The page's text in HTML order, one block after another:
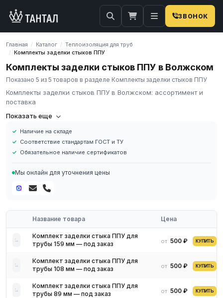
ЗВОНОК
Главная / Каталог / Теплоизоляция для труб
/ Комплекты заделки стыков ППУ
Комплекты заделки стыков ППУ в Волжском
Показано 5 из 5 товаров в разделе Комплекты заделки стыков ППУ
Комплекты заделки стыков ППУ в Волжском: ассортимент и
поставка
Комплекты заделки стыков ППУ
ППУ-изоляцией. Включают термоусаживаемые манжеты, ППУ-
компоненты и сигнальные провода для контроля влажности.
Применяются при строительстве и ремонте тепловых сетей с
2020.
Диаметр: Ду 57–1020 мм
Стандарт: ГОСТ 30732-2020
Включает ODС-провода для СОДК
Показать еще
Наличие на складе
Соответствие стандартам ГОСТ и ТУ
Обязательное наличие сертификатов
Мы онлайн для уточнения цены
Название товара Цена
Комплект заделки стыка ППУ для
трубы 159 мм — под заказ
от 500 ₽ КУПИТЬ
Комплект заделки стыка ППУ для
трубы 108 мм — под заказ
от 500 ₽ КУПИТЬ
Комплект заделки стыка ППУ для
трубы 89 мм — под заказ
от 500 ₽ КУПИТЬ